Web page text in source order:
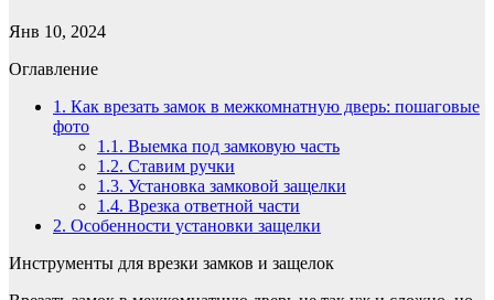
Янв 10, 2024
Оглавление
1. Как врезать замок в межкомнатную дверь: пошаговые
фото
1.1. Выемка под замковую часть
1.2. Ставим ручки
1.3. Установка замковой защелки
1.4. Врезка ответной части
2. Особенности установки защелки
Инструменты для врезки замков и защелок